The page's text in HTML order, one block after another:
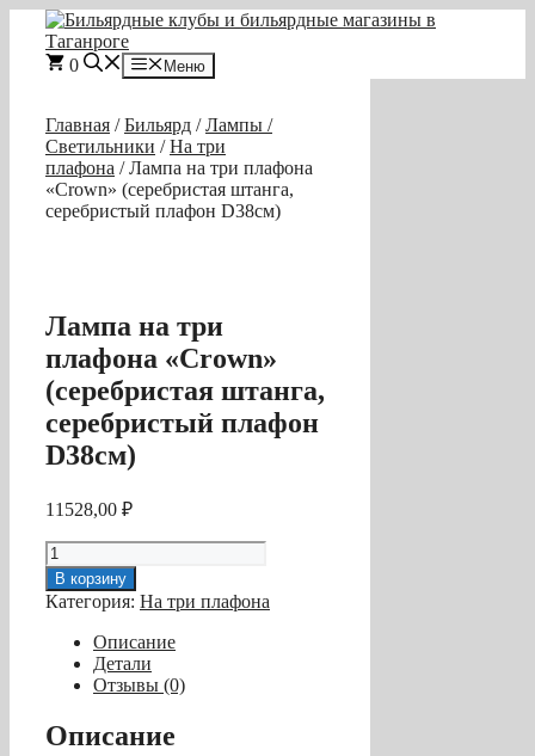
Перейти
содержимому
0 Меню
Главная /Бильярд /Лампы /
Светильники /На три
плафона / Лампа на три плафона
«Crown» (серебристая штанга,
серебристый плафон D38см)
Лампа на три
плафона «Crown»
(серебристая штанга,
серебристый плафон
D38см)
11528,00 ₽
Количество
товара
Лампа
на
плафона
«Crown»
(серебристая
штанга,
серебристый
В корзину
Категория: На три плафона
Описание
Детали
Отзывы (0)
Описание